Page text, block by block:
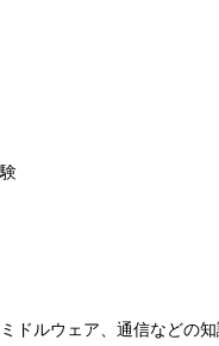
ドルウェア、通信などの